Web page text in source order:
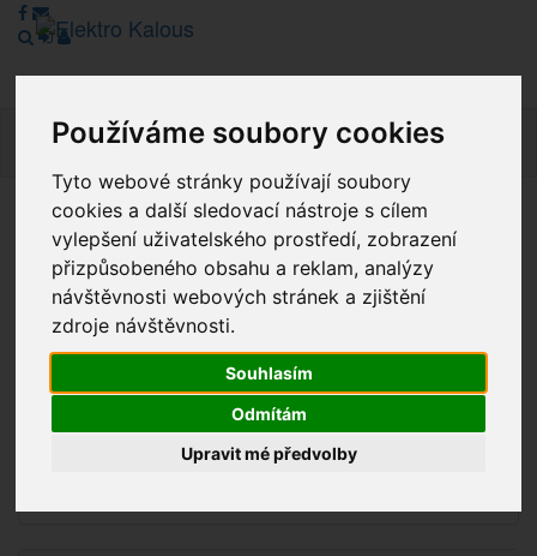
Používáme soubory cookies
Tyto webové stránky používají soubory
cookies a další sledovací nástroje s cílem
vylepšení uživatelského prostředí, zobrazení
přizpůsobeného obsahu a reklam, analýzy
návštěvnosti webových stránek a zjištění
zdroje návštěvnosti.
Souhlasím
Odmítám
Upravit mé předvolby
Vážení zákazníci, v tuto chvíli je Náš internetový obchod v
režimu Katalogu. Objednávky on-line nyní nelze vyřídit.
Děkujeme za pochopení.
Novinky